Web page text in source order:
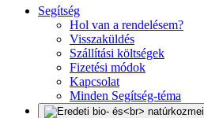
Segítség
Hol van a rendelésem?
Visszaküldés
Szállítási költségek
Fizetési módok
Kapcsolat
Minden Segítség-téma